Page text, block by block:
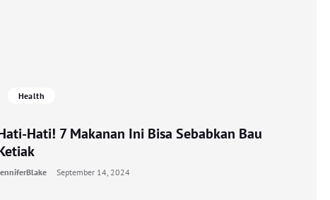
Health
Hati! 7 Makanan Ini Bisa Sebabkan Bau
September 14, 2024